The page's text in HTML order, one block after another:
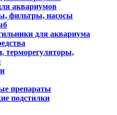
аквариумов
фильтры, насосы
для аквариума
терморегуляторы,
препараты
подстилки